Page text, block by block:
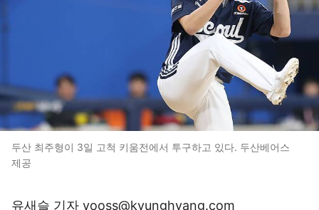
두산 최주형이 3일 고척 키움전에서 투구하고 있다. 두산베어스
제공
유새슬 기자 yooss@kyunghyang.com